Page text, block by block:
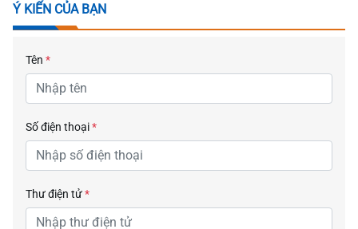
Ý KIẾN CỦA BẠN
Tên *
Số điện thoại*
Thư điện tử*